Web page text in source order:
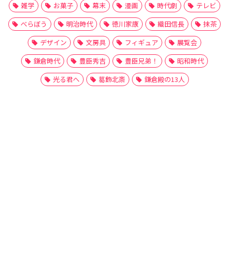
雑学
お菓子 幕末 漫画 時代劇
テレビ
べらぼう
明治時代 徳川家康 織田信長
抹茶
デザイン
文房具 フィギュア
展覧会
鎌倉時代
豊臣秀吉 豊臣兄弟！
昭和時代
光る君へ
葛飾北斎 鎌倉殿の13人